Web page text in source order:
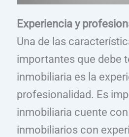
Experiencia y
Una de las
importantes que debe
inmobiliaria es la
profesionalidad. Es
inmobiliaria cuente
inmobiliarios con